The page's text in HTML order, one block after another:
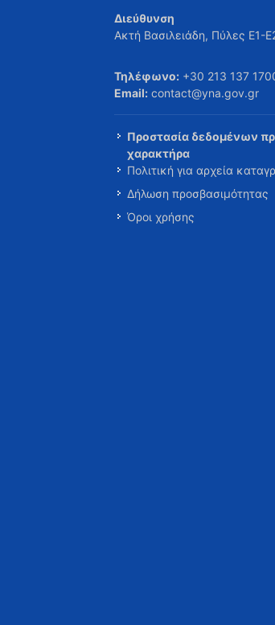
Διεύθυνση
Ακτή Βασιλειάδη, Πύλες Ε1-
Τηλέφωνο: +30 213 137
Email: contact@yna.gov.gr
Προστασία δεδομένων
χαρακτήρα
Πολιτική για αρχεία
Δήλωση προσβασιμότητας
Όροι χρήσης